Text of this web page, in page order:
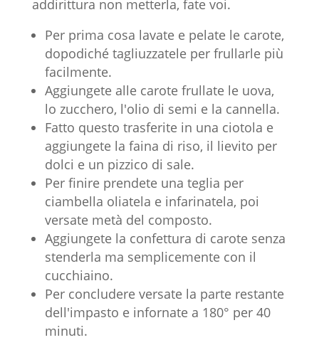
addirittura non metterla, fate voi.
Per prima cosa lavate e pelate le carote,
dopodiché tagliuzzatele per frullarle più
facilmente.
Aggiungete alle carote frullate le uova,
lo zucchero, l'olio di semi e la cannella.
Fatto questo trasferite in una ciotola e
aggiungete la faina di riso, il lievito per
dolci e un pizzico di sale.
Per finire prendete una teglia per
ciambella oliatela e infarinatela, poi
versate metà del composto.
Aggiungete la confettura di carote senza
stenderla ma semplicemente con il
cucchiaino.
Per concludere versate la parte restante
dell'impasto e infornate a 180° per 40
minuti.